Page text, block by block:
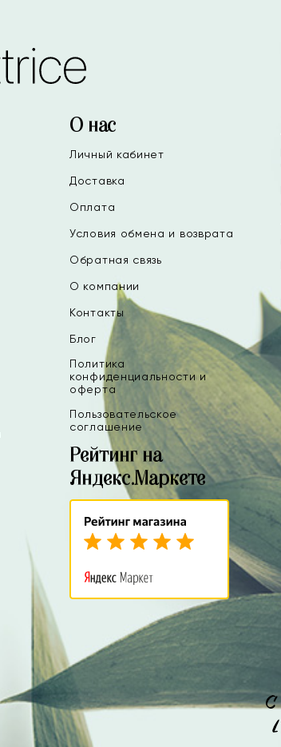
О нас
Личный кабинет
Доставка
Оплата
Условия обмена и возврата
Обратная связь
О компании
Контакты
Блог
Политика
конфиденциальности и
оферта
Пользовательское
соглашение
Рейтинг на
Яндекс.Маркете